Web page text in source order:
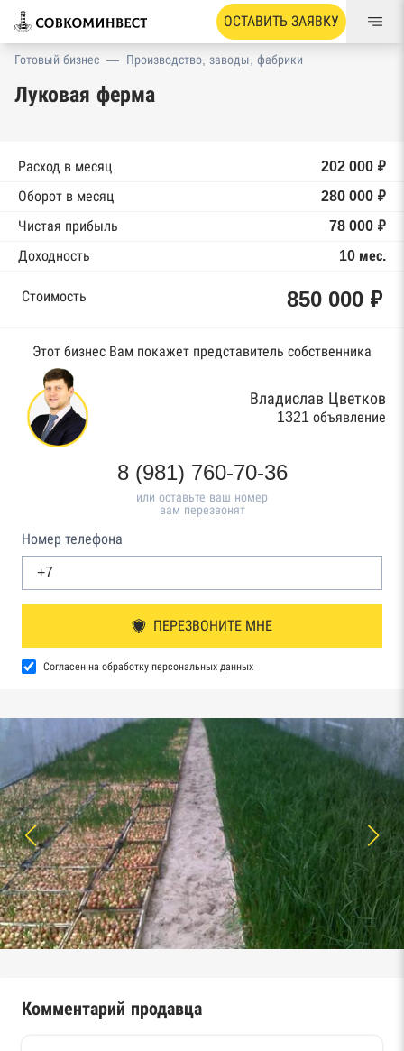
ОСТАВИТЬ ЗАЯВКУ
Готовый бизнес — Производство, заводы, фабрики
Луковая ферма
Расход в месяц
202 000 ₽
Оборот в месяц
280 000 ₽
Чистая прибыль
78 000 ₽
Доходность
10 мес.
Стоимость 850 000 ₽
Этот бизнес Вам покажет представитель собственника
Владислав Цветков
1321 объявление
8 (981) 760-70-36
или оставьте ваш номер
вам перезвонят
Номер телефона
ПЕРЕЗВОНИТЕ МНЕ
Согласен на обработку персональных данных
Комментарий продавца